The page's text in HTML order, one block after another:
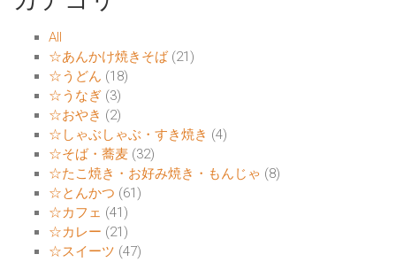
All
☆あんかけ焼きそば (21)
☆うどん (18)
☆うなぎ (3)
☆おやき (2)
☆しゃぶしゃぶ・すき焼き (4)
☆そば・蕎麦 (32)
☆たこ焼き・お好み焼き・もんじゃ (8)
☆とんかつ (61)
☆カフェ (41)
☆カレー (21)
☆スイーツ (47)